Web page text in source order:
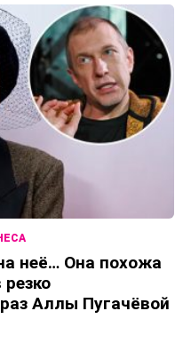
неё… Она похожа
Аллы Пугачёвой